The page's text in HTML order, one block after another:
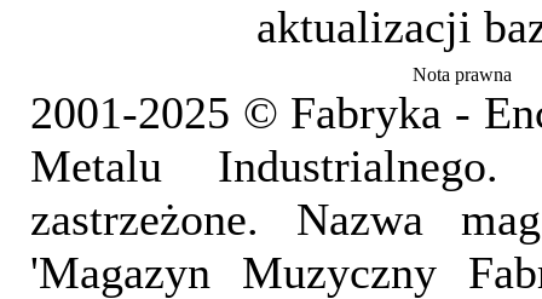
aktualizacji
Nota prawna
2001-2025 © Fabryka -
Metalu
zastrzeżone. Nazwa
'Magazyn Muzyczny